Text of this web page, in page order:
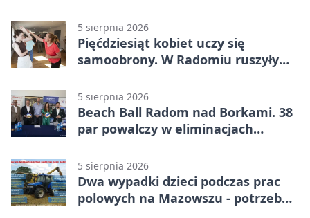
5 sierpnia 2026
Pięćdziesiąt kobiet uczy się
samoobrony. W Radomiu ruszyły
5 sierpnia 2026
Beach Ball Radom nad Borkami. 38
par powalczy w eliminacjach
5 sierpnia 2026
Dwa wypadki dzieci podczas prac
polowych na Mazowszu - potrzebna